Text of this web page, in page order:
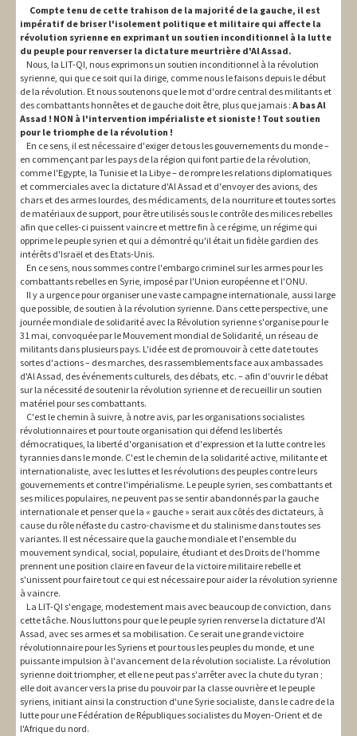
Compte tenu de cette trahison de la majorité de la gauche, il est
impératif de briser l'isolement politique et militaire qui affecte la
révolution syrienne en exprimant un soutien inconditionnel à la lutte
du peuple pour renverser la dictature meurtrière d'Al Assad.
Nous, la LIT-QI, nous exprimons un soutien inconditionnel à la révolution
syrienne, qui que ce soit qui la dirige, comme nous le faisons depuis le début
de la révolution. Et nous soutenons que le mot d'ordre central des militants et
des combattants honnêtes et de gauche doit être, plus que jamais : A bas Al
Assad ! NON à l'intervention impérialiste et sioniste ! Tout soutien
pour le triomphe de la révolution !
En ce sens, il est nécessaire d'exiger de tous les gouvernements du monde –
en commençant par les pays de la région qui font partie de la révolution,
comme l'Egypte, la Tunisie et la Libye – de rompre les relations diplomatiques
et commerciales avec la dictature d'Al Assad et d'envoyer des avions, des
chars et des armes lourdes, des médicaments, de la nourriture et toutes sortes
de matériaux de support, pour être utilisés sous le contrôle des milices rebelles
afin que celles-ci puissent vaincre et mettre fin à ce régime, un régime qui
opprime le peuple syrien et qui a démontré qu'il était un fidèle gardien des
intérêts d'Israël et des Etats-Unis.
En ce sens, nous sommes contre l'embargo criminel sur les armes pour les
combattants rebelles en Syrie, imposé par l'Union européenne et l'ONU.
Il y a urgence pour organiser une vaste campagne internationale, aussi large
que possible, de soutien à la révolution syrienne. Dans cette perspective, une
journée mondiale de solidarité avec la Révolution syrienne s'organise pour le
31 mai, convoquée par le Mouvement mondial de Solidarité, un réseau de
militants dans plusieurs pays. L'idée est de promouvoir à cette date toutes
sortes d'actions – des marches, des rassemblements face aux ambassades
d'Al Assad, des événements culturels, des débats, etc. – afin d'ouvrir le débat
sur la nécessité de soutenir la révolution syrienne et de recueillir un soutien
matériel pour ses combattants.
C'est le chemin à suivre, à notre avis, par les organisations socialistes
révolutionnaires et pour toute organisation qui défend les libertés
démocratiques, la liberté d'organisation et d'expression et la lutte contre les
tyrannies dans le monde. C'est le chemin de la solidarité active, militante et
internationaliste, avec les luttes et les révolutions des peuples contre leurs
gouvernements et contre l'impérialisme. Le peuple syrien, ses combattants et
ses milices populaires, ne peuvent pas se sentir abandonnés par la gauche
internationale et penser que la « gauche » serait aux côtés des dictateurs, à
cause du rôle néfaste du castro-chavisme et du stalinisme dans toutes ses
variantes. Il est nécessaire que la gauche mondiale et l'ensemble du
mouvement syndical, social, populaire, étudiant et des Droits de l'homme
prennent une position claire en faveur de la victoire militaire rebelle et
s'unissent pour faire tout ce qui est nécessaire pour aider la révolution syrienne
à vaincre.
La LIT-QI s'engage, modestement mais avec beaucoup de conviction, dans
cette tâche. Nous luttons pour que le peuple syrien renverse la dictature d'Al
Assad, avec ses armes et sa mobilisation. Ce serait une grande victoire
révolutionnaire pour les Syriens et pour tous les peuples du monde, et une
puissante impulsion à l'avancement de la révolution socialiste. La révolution
syrienne doit triompher, et elle ne peut pas s'arrêter avec la chute du tyran ;
elle doit avancer vers la prise du pouvoir par la classe ouvrière et le peuple
syriens, initiant ainsi la construction d'une Syrie socialiste, dans le cadre de la
lutte pour une Fédération de Républiques socialistes du Moyen-Orient et de
l'Afrique du nord.